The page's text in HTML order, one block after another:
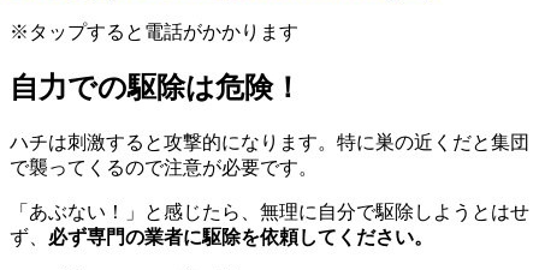
※タップすると電話がかかります
自力での駆除は危険！
ハチは刺激すると攻撃的になります。特に巣の近くだと集団
で襲ってくるので注意が必要です。
「あぶない！」と感じたら、無理に自分で駆除しようとはせ
ず、 必ず専門の業者に駆除を依頼してください。